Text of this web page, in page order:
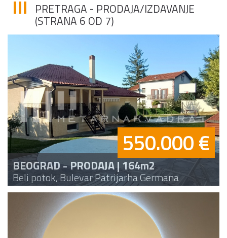
PRETRAGA - PRODAJA/IZDAVANJE
(STRANA 6 OD 7)
BEOGRAD - PRODAJA | 164m2
Beli potok, Bulevar Patrijarha Germana
550.000 €